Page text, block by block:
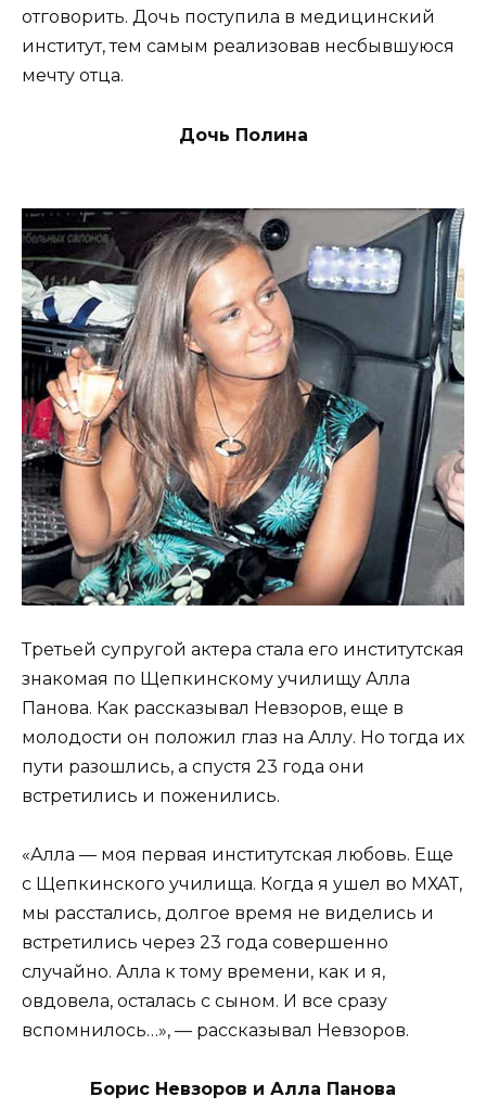
отговорить. Дочь поступила в медицинский
институт, тем самым реализовав несбывшуюся
мечту отца.
Дочь Полина
Третьей супругой актера стала его институтская
знакомая по Щепкинскому училищу Алла
Панова. Как рассказывал Невзоров, еще в
молодости он положил глаз на Аллу. Но тогда их
пути разошлись, а спустя 23 года они
встретились и поженились.
«Алла — моя первая институтская любовь. Еще
с Щепкинского училища. Когда я ушел во МХАТ,
мы расстались, долгое время не виделись и
встретились через 23 года совершенно
случайно. Алла к тому времени, как и я,
овдовела, осталась с сыном. И все сразу
вспомнилось…», — рассказывал Невзоров.
Борис Невзоров и Алла Панова